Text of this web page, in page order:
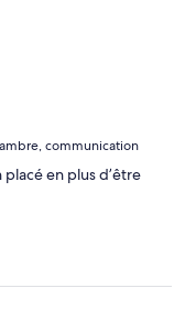
communication
en plus d’être